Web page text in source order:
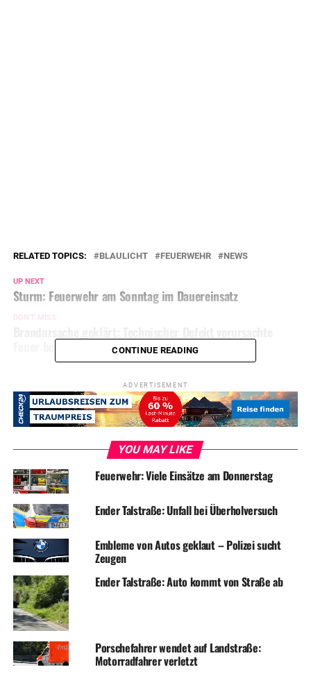
RELATED TOPICS: BLAULICHT FEUERWEHR NEWS
UP NEXT
Sturm: Feuerwehr am Sonntag im Dauereinsatz
DON'T MISS
Feuer bei der FeuerwehrCONTINUE READING
ADVERTISEMENT
YOU MAY LIKE
Feuerwehr: Viele Einsätze am Donnerstag
Ender Talstraße: Unfall bei Überholversuch
Embleme von Autos geklaut – Polizei sucht
Zeugen
Ender Talstraße: Auto kommt von Straße ab
Porschefahrer wendet auf Landstraße:
Motorradfahrer verletzt